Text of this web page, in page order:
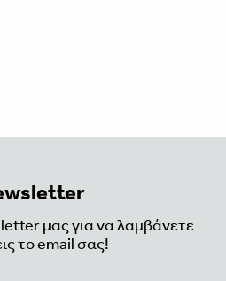
μας για να λαμβάνετε
το email σας!